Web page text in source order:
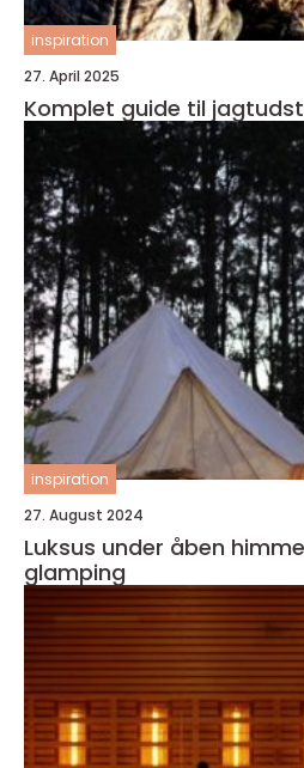
inspiration
27. April 2025
Komplet guide til
inspiration
27. August 2024
Luksus under åben
glamping